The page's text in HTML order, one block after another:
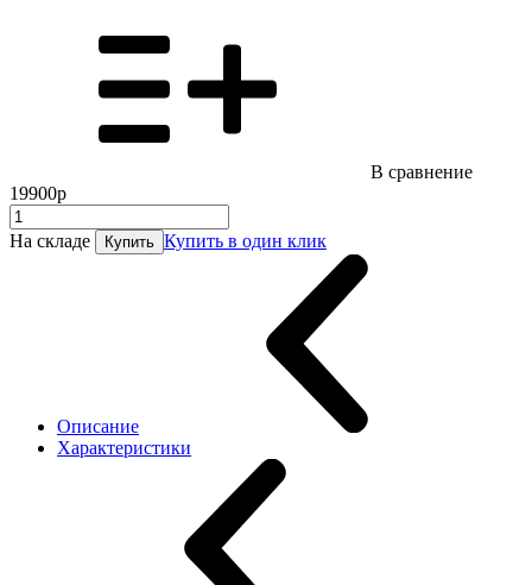
В сравнение
19900р
На складе Купить Купить в один клик
Описание
Характеристики